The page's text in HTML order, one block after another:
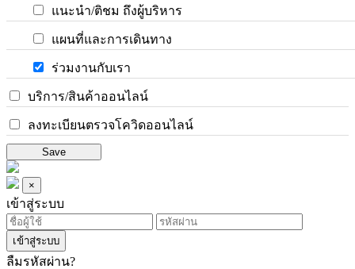
แนะนำ/ติชม ถึงผู้บริหาร
แผนที่และการเดินทาง
ร่วมงานกับเรา
บริการ/สินค้าออนไลน์
ลงทะเบียนตรวจโควิดออนไลน์
Save
×
เข้าสู่ระบบ
เข้าสู่ระบบ
ลืมรหัสผ่าน?